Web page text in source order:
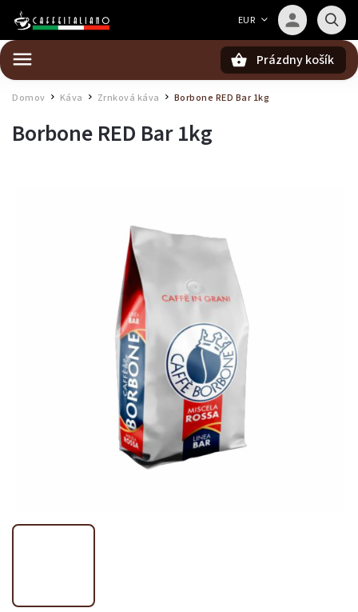
EUR
Prázdny košík
Domov Káva Zrnková káva Borbone RED Bar 1kg
Borbone RED Bar 1kg
Barista — poradca Caffeitaliano